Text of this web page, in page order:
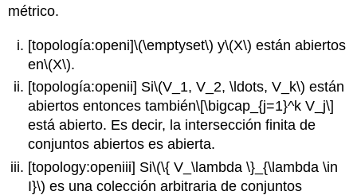
métrico.
[topología:openi]\(\emptyset\) y\(X\) están abiertos
en\(X\).
[topología:openii] Si\(V_1, V_2, \ldots, V_k\) están
abiertos entonces también\[\bigcap_{j=1}^k V_j\]
está abierto. Es decir, la intersección finita de
conjuntos abiertos es abierta.
[topology:openiii] Si\(\{ V_\lambda \}_{\lambda \in
I}\) es una colección arbitraria de conjuntos